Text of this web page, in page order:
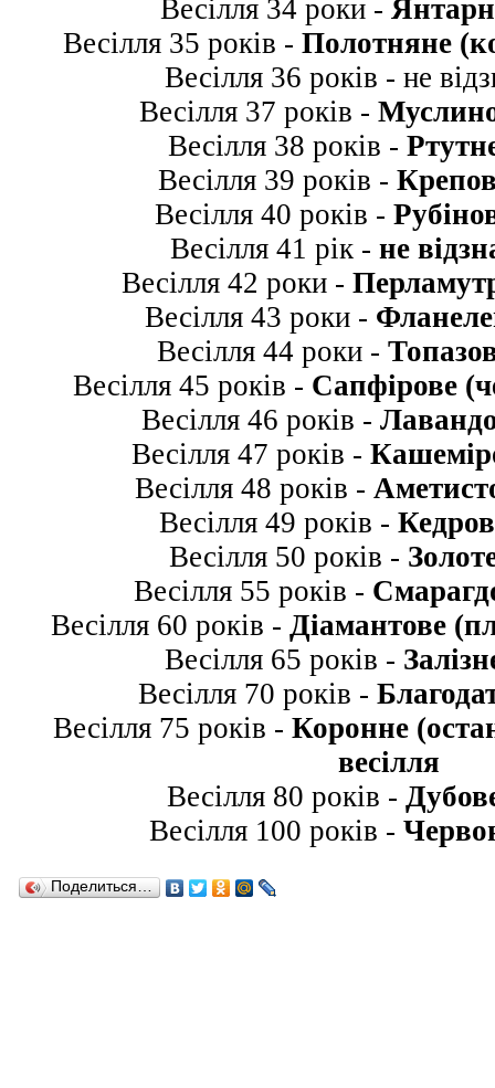
Весілля 34 роки -
Весілля 35 років - Полотняне
Весілля 36 років - не
Весілля 37 років -
Весілля 38 років -
Весілля 39 років -
Весілля 40 років -
Весілля 41 рік - не
Весілля 42 роки -
Весілля 43 роки -
Весілля 44 роки -
Весілля 45 років - Сапфірове
Весілля 46 років -
Весілля 47 років -
Весілля 48 років -
Весілля 49 років -
Весілля 50 років -
Весілля 55 років -
Весілля 60 років - Діамантове
Весілля 65 років -
Весілля 70 років -
Весілля 75 років - Коронне
весілля
Весілля 80 років -
Весілля 100 років -
Поделиться…